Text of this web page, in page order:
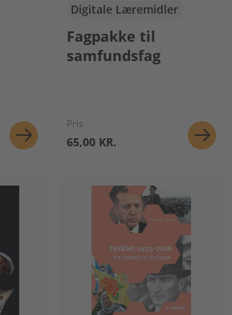
Digitale Læremidler
Fagpakke til
samfundsfag
Pris
65,00 KR.